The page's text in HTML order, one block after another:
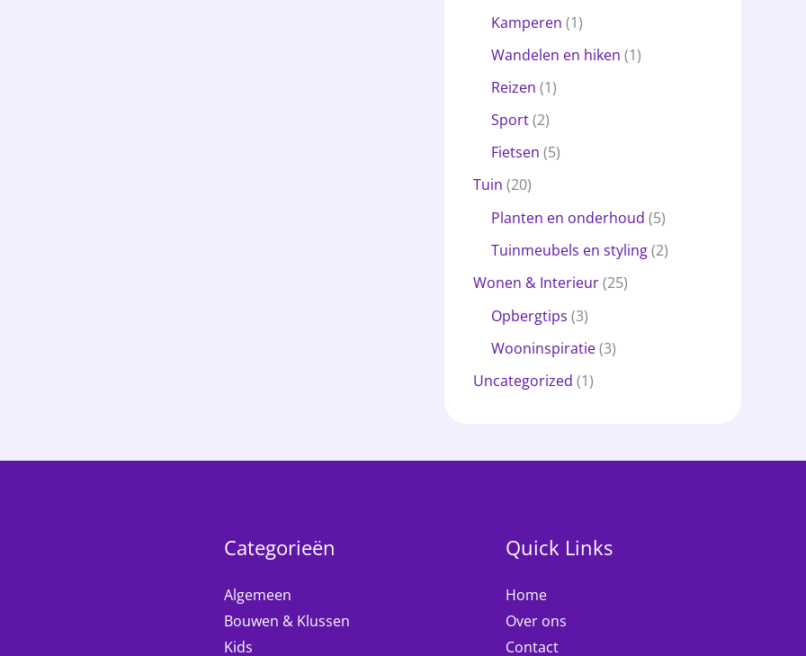
Kamperen (1)
Wandelen en hiken (1)
Reizen (1)
Sport(2)
Fietsen (5)
Tuin (20)
Planten en onderhoud (5)
Tuinmeubels en styling(2)
Wonen & Interieur(25)
Opbergtips (3)
Wooninspiratie(3)
Uncategorized (1)
Categorieën
Algemeen
Bouwen & Klussen
Kids
Quick Links
Home
Over ons
Contact